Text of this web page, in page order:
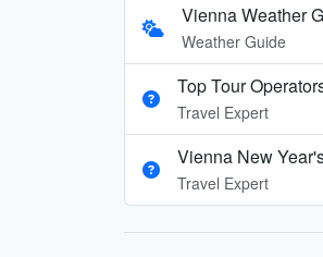
Vienna Weather
Weather Guide
Top Tour
Travel Expert
Vienna New
Travel Expert